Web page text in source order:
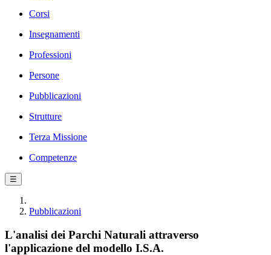
Corsi
Insegnamenti
Professioni
Persone
Pubblicazioni
Strutture
Terza Missione
Competenze
☰
Pubblicazioni
L'analisi dei Parchi Naturali attraverso
l'applicazione del modello I.S.A.